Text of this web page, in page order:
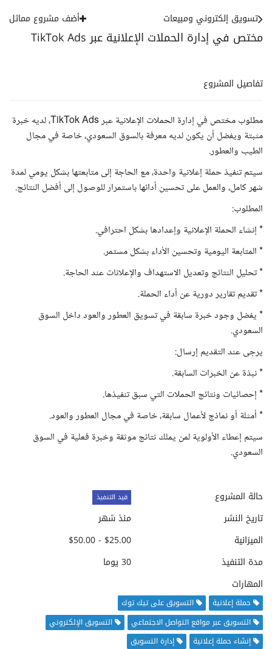
مختص في إدارة الحملات الإعلانية عبر TikTok Ads
تسويق إلكتروني ومبيعات أضف مشروع مماثل
تفاصيل المشروع
مطلوب مختص في إدارة الحملات الإعلانية عبر TikTok Ads، لديه خبرة
مثبتة ويفضل أن يكون لديه معرفة بالسوق السعودي، خاصة في مجال
الطيب والعطور.
سيتم تنفيذ حملة إعلانية واحدة، مع الحاجة إلى متابعتها بشكل يومي لمدة
شهر كامل، والعمل على تحسين أدائها باستمرار للوصول إلى أفضل النتائج.
المطلوب:
* إنشاء الحملة الإعلانية وإعدادها بشكل احترافي.
* المتابعة اليومية وتحسين الأداء بشكل مستمر.
* تحليل النتائج وتعديل الاستهداف والإعلانات عند الحاجة.
* تقديم تقارير دورية عن أداء الحملة.
* يفضل وجود خبرة سابقة في تسويق العطور والعود داخل السوق
السعودي.
يرجى عند التقديم إرسال:
* نبذة عن الخبرات السابقة.
* إحصائيات ونتائج الحملات التي سبق تنفيذها.
* أمثلة أو نماذج لأعمال سابقة، خاصة في مجال العطور والعود.
سيتم إعطاء الأولوية لمن يملك نتائج موثقة وخبرة فعلية في السوق
السعودي.
حالة المشروع قيد التنفيذ
تاريخ النشر
منذ شهر
الميزانية
$25.00 - $50.00
مدة التنفيذ
30 يوما
المهارات
حملة إعلانية
التسويق على تيك توك
التسويق عبر مواقع التواصل الاجتماعي
التسويق الإلكتروني
إنشاء حملة إعلانية
إدارة التسويق